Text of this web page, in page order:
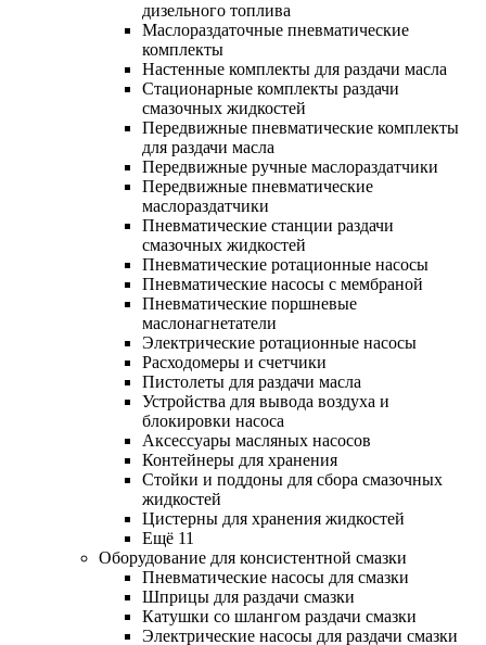
дизельного топлива
Маслораздаточные пневматические
комплекты
Настенные комплекты для раздачи масла
Стационарные комплекты раздачи
смазочных жидкостей
Передвижные пневматические комплекты
для раздачи масла
Передвижные ручные маслораздатчики
Передвижные пневматические
маслораздатчики
Пневматические станции раздачи
смазочных жидкостей
Пневматические ротационные насосы
Пневматические насосы с мембраной
Пневматические поршневые
маслонагнетатели
Электрические ротационные насосы
Расходомеры и счетчики
Пистолеты для раздачи масла
Устройства для вывода воздуха и
блокировки насоса
Аксессуары масляных насосов
Контейнеры для хранения
Стойки и поддоны для сбора смазочных
жидкостей
Цистерны для хранения жидкостей
Ещё 11
Оборудование для консистентной смазки
Пневматические насосы для смазки
Шприцы для раздачи смазки
Катушки со шлангом раздачи смазки
Электрические насосы для раздачи смазки